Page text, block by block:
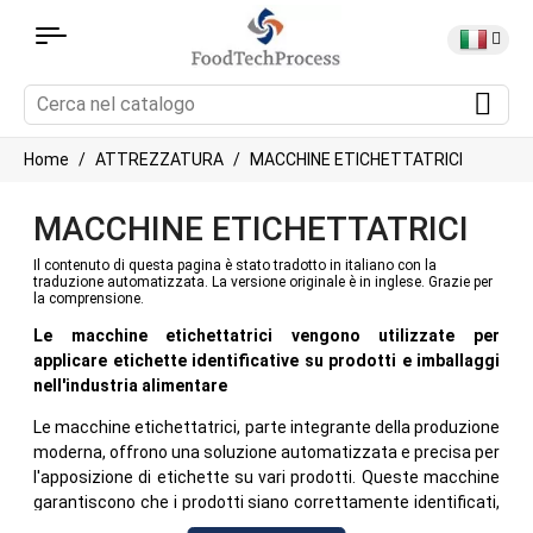
Home ATTREZZATURA MACCHINE ETICHETTATRICI
MACCHINE ETICHETTATRICI
Il contenuto di questa pagina è stato tradotto in italiano con la
traduzione automatizzata. La versione originale è in inglese. Grazie per
la comprensione.
Le macchine etichettatrici vengono utilizzate per
applicare etichette identificative su prodotti e imballaggi
nell'industria alimentare
Le macchine etichettatrici, parte integrante della produzione
moderna, offrono una soluzione automatizzata e precisa per
l'apposizione di etichette su vari prodotti. Queste macchine
garantiscono che i prodotti siano correttamente identificati,
marchiati e tracciati durante tutto il loro percorso dalla